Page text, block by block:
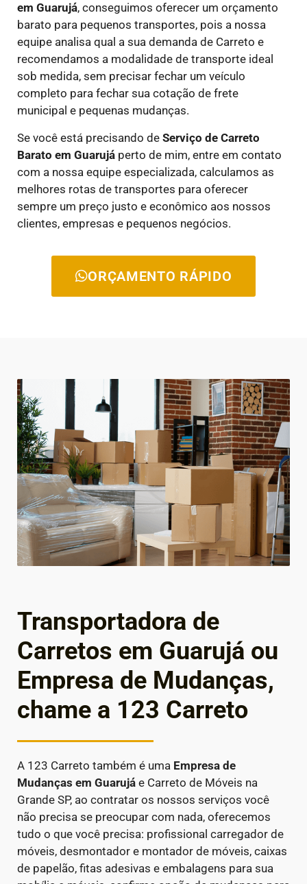
em Guarujá, conseguimos oferecer um orçamento
barato para pequenos transportes, pois a nossa
equipe analisa qual a sua demanda de Carreto e
recomendamos a modalidade de transporte ideal
sob medida, sem precisar fechar um veículo
completo para fechar sua cotação de frete
municipal e pequenas mudanças.
Se você está precisando de Serviço de Carreto
Barato em Guarujá perto de mim, entre em contato
com a nossa equipe especializada, calculamos as
melhores rotas de transportes para oferecer
sempre um preço justo e econômico aos nossos
clientes, empresas e pequenos negócios.
ORÇAMENTO RÁPIDO
Transportadora de
Carretos em Guarujá ou
Empresa de Mudanças,
chame a 123 Carreto
A 123 Carreto também é uma Empresa de
Mudanças em Guarujá e Carreto de Móveis na
Grande SP, ao contratar os nossos serviços você
não precisa se preocupar com nada, oferecemos
tudo o que você precisa: profissional carregador de
móveis, desmontador e montador de móveis, caixas
de papelão, fitas adesivas e embalagens para sua